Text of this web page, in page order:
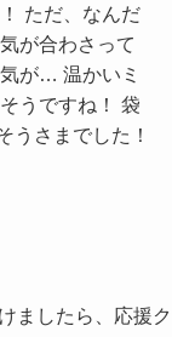
ただ、なんだ
が合わさって
が… 温かいミ
うですね！ 袋
うさまでした！
ましたら、応援ク